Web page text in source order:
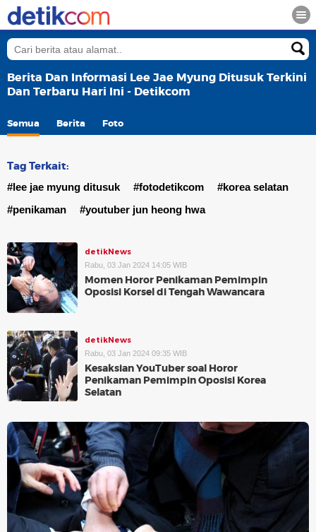
Berita Dan Informasi Lee Jae Myung Ditusuk Terkini
Dan Terbaru Hari Ini - Detikcom
Semua Berita Foto
Tag Terkait:
#lee jae myung ditusuk #fotodetikcom
#korea selatan
#penikaman
#youtuber jun heong hwa
detikNews
Rabu, 03 Jan 2024 14:05 WIB
Momen Horor Penikaman Pemimpin
Oposisi Korsel di Tengah Wawancara
detikNews
Rabu, 03 Jan 2024 09:35 WIB
Kesaksian YouTuber soal Horor
Penikaman Pemimpin Oposisi Korea
Selatan